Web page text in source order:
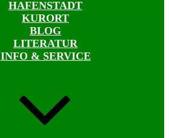
HAFENSTADT
KURORT
BLOG
LITERATUR
INFO & SERVICE